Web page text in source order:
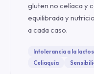
gluten no celíaca y
equilibrada y
a cada caso.
Intolerancia a la
Celiaquía